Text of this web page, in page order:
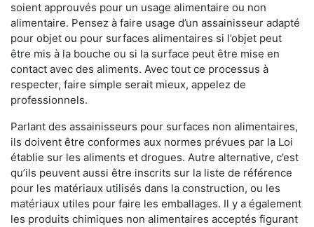
soient approuvés pour un usage alimentaire ou non
alimentaire. Pensez à faire usage d’un assainisseur adapté
pour objet ou pour surfaces alimentaires si l’objet peut
être mis à la bouche ou si la surface peut être mise en
contact avec des aliments. Avec tout ce processus à
respecter, faire simple serait mieux, appelez de
professionnels.
Parlant des assainisseurs pour surfaces non alimentaires,
ils doivent être conformes aux normes prévues par la Loi
établie sur les aliments et drogues. Autre alternative, c’est
qu’ils peuvent aussi être inscrits sur la liste de référence
pour les matériaux utilisés dans la construction, ou les
matériaux utiles pour faire les emballages. Il y a également
les produits chimiques non alimentaires acceptés figurant